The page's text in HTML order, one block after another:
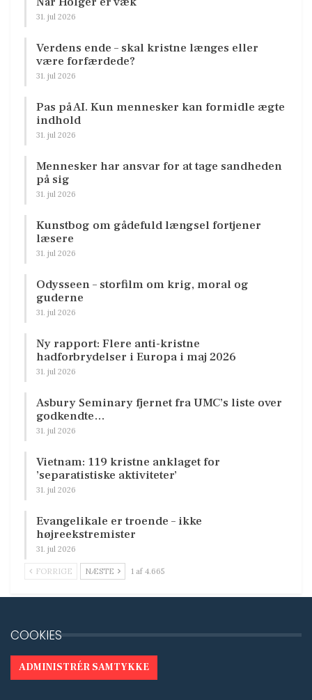
31. jul 2026
Verdens ende – skal kristne længes eller
være forfærdede?
31. jul 2026
Pas på AI. Kun mennesker kan formidle ægte
indhold
31. jul 2026
Mennesker har ansvar for at tage sandheden
på sig
31. jul 2026
Kunstbog om gådefuld længsel fortjener
læsere
31. jul 2026
Odysseen – storfilm om krig, moral og
guderne
31. jul 2026
Ny rapport: Flere anti-kristne
hadforbrydelser i Europa i maj 2026
31. jul 2026
Asbury Seminary fjernet fra UMC’s liste over
godkendte…
31. jul 2026
Vietnam: 119 kristne anklaget for
’separatistiske aktiviteter’
31. jul 2026
Evangelikale er troende – ikke
højreekstremister
31. jul 2026
FORRIGE NÆSTE 1 af 4.665
COOKIES
ADMINISTRÉR SAMTYKKE